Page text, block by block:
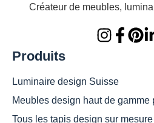
Créateur de meubles,
Produits
Luminaire design Suisse
Meubles design haut de gamme
Tous les tapis design sur mesure